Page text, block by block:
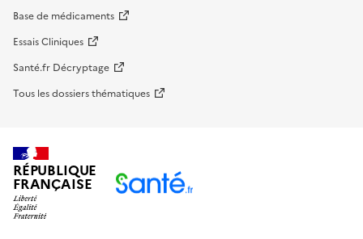
Base de médicaments
Essais Cliniques
Santé.fr Décryptage
Tous les dossiers thématiques
RÉPUBLIQUE
FRANÇAISE